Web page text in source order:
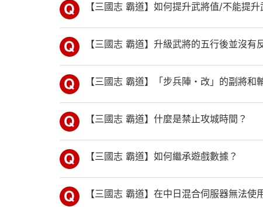
【三國志 霸道】如何提升武將值/不能提升
【三國志 霸道】升級武將的五行後並沒有
【三國志 霸道】「步兵陣・改」的副將和
【三國志 霸道】什麼是禁止攻城時間？
【三國志 霸道】如何繼承遊戲數據？
【三國志 霸道】在中日混合伺服器無法使